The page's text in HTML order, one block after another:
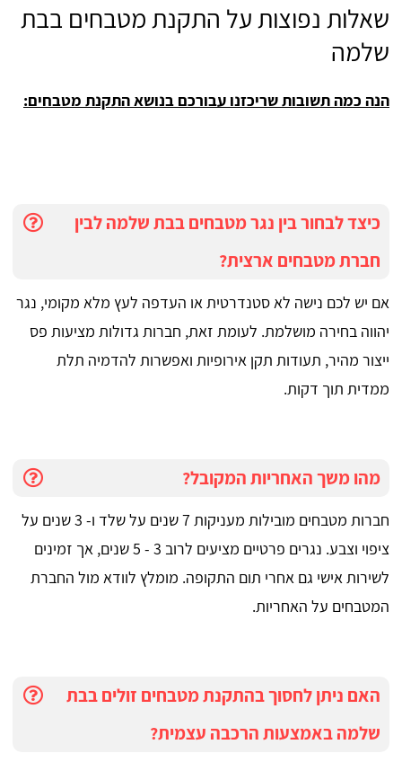
שאלות נפוצות על התקנת מטבחים בבת
שלמה
הנה כמה תשובות שריכזנו עבורכם בנושא התקנת מטבחים:
כיצד לבחור בין נגר מטבחים בבת שלמה לבין
חברת מטבחים ארצית?
אם יש לכם נישה לא סטנדרטית או העדפה לעץ מלא מקומי, נגר
יהווה בחירה מושלמת. לעומת זאת, חברות גדולות מציעות פס
ייצור מהיר, תעודות תקן אירופיות ואפשרות להדמיה תלת
ממדית תוך דקות.
מהו משך האחריות המקובל?
חברות מטבחים מובילות מעניקות 7 שנים על שלד ו- 3 שנים על
ציפוי וצבע. נגרים פרטיים מציעים לרוב 3 - 5 שנים, אך זמינים
לשירות אישי גם אחרי תום התקופה. מומלץ לוודא מול החברת
המטבחים על האחריות.
האם ניתן לחסוך בהתקנת מטבחים זולים בבת
שלמה באמצעות הרכבה עצמית?